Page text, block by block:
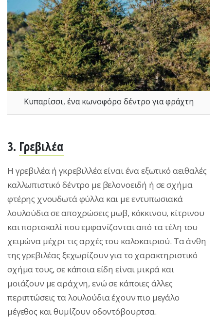
Κυπαρίσσι, ένα κωνοφόρο δέντρο για φράχτη
3. Γρεβιλέα
Η γρεβιλέα ή γκρεβιλλέα είναι ένα εξωτικό αειθαλές
καλλωπιστικό δέντρο με βελονοειδή ή σε σχήμα
φτέρης χνουδωτά φύλλα και με εντυπωσιακά
λουλούδια σε αποχρώσεις μωβ, κόκκινου, κίτρινου
και πορτοκαλί που εμφανίζονται από τα τέλη του
χειμώνα μέχρι τις αρχές του καλοκαιριού. Τα άνθη
της γρεβιλέας ξεχωρίζουν για το χαρακτηριστικό
σχήμα τους, σε κάποια είδη είναι μικρά και
μοιάζουν με αράχνη, ενώ σε κάποιες άλλες
περιπτώσεις τα λουλούδια έχουν πιο μεγάλο
μέγεθος και θυμίζουν οδοντόβουρτσα.